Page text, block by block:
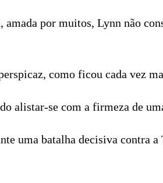
por muitos, Lynn não
como ficou cada vez
alistar-se com a firmeza de
uma batalha decisiva contra